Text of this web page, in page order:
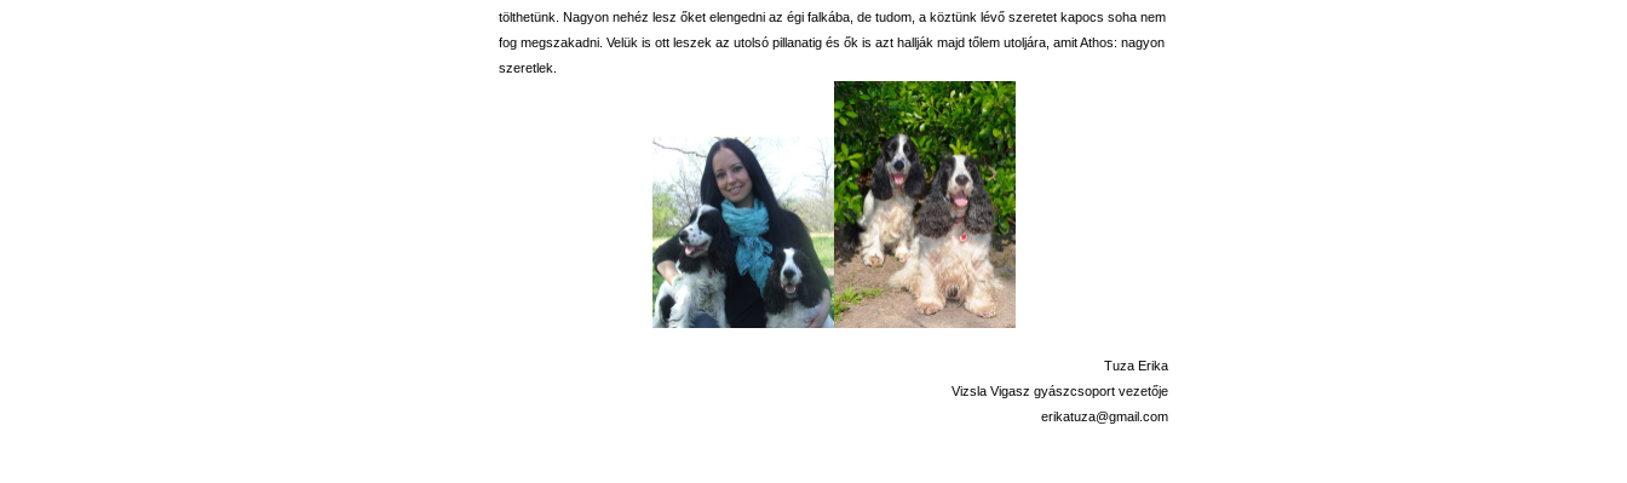
tölthetünk. Nagyon nehéz lesz őket elengedni az égi falkába, de tudom, a köztünk lévő szeretet kapocs soha nem
fog megszakadni. Velük is ott leszek az utolsó pillanatig és ők is azt hallják majd tőlem utoljára, amit Athos: nagyon
szeretlek.
Tuza Erika
Vizsla Vigasz gyászcsoport vezetője
erikatuza@gmail.com